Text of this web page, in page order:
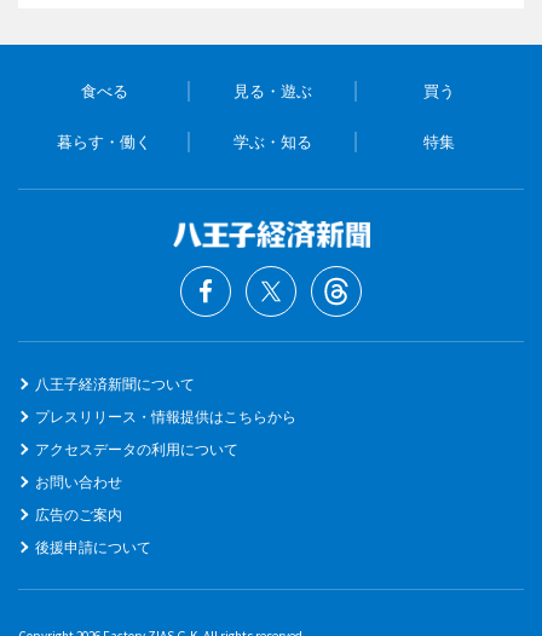
食べる 見る・遊ぶ 買う
暮らす・働く 学ぶ・知る 特集
八王子経済新聞について
プレスリリース・情報提供はこちらから
アクセスデータの利用について
お問い合わせ
広告のご案内
後援申請について